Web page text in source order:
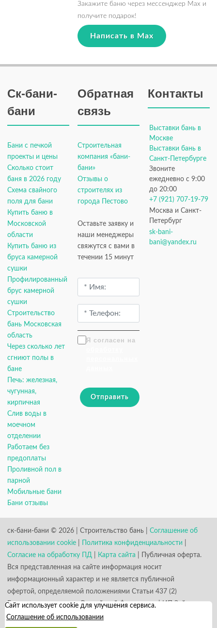
Закажите баню через мессенджер Max и
получите подарок!
Написать в Max
Ск-бани-
бани
Бани с печкой
проекты и цены
Сколько стоит
баня в 2026 году
Схема свайного
поля для бани
Купить баню в
Московской
области
Купить баню из
бруса камерной
сушки
Профилированный
брус камерной
сушки
Строительство
бань Московская
область
Через сколько лет
сгниют полы в
бане
Печь: железная,
чугунная,
кирпичная
Слив воды в
моечном
отделении
Работаем без
предоплаты
Проливной пол в
парной
Мобильные бани
Бани отзывы
Обратная
связь
Строительная
компания «бани-
бани»
Отзывы о
строителях из
города Пестово
Оставьте заявку и
наши менеджеры
свяжутся с вами в
течении 15 минут
Я согласен на
Отправить
Контакты
Выставки бань в
Москве
Выставки бань в
Санкт-Петербурге
Звоните
ежедневно с 9:00
до 20:00
+7 (921) 707-19-79
Москва и Санкт-
Петербург
sk-bani-
bani@yandex.ru
ск-бани-бани © 2026 | Строительство бань | Соглашение об
использовании cookie
Политика конфиденциальности
Согласие на обработку ПД
Карта сайта | Публичная оферта.
Вся представленная на сайте информация носит
информационный характер и не является публичной
офертой, определяемой положениями Статьи 437 (2)
Гражданского кодекса Российской Федерации. | ИП Зайцев
К. А. ИНН 531301660823 ОГРН 317784700352926
Сайт использует cookie для улучшения сервиса.
Соглашение об использовании